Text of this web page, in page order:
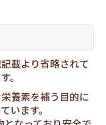
載より省略されて
。
養素を補う目的に
います。